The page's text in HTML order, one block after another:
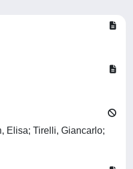
Elisa; Tirelli, Giancarlo;